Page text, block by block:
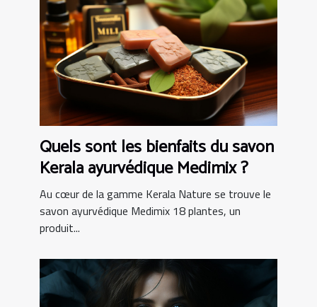
Quels sont les bienfaits du savon
Kerala ayurvédique Medimix ?
Au cœur de la gamme Kerala Nature se trouve le
savon ayurvédique Medimix 18 plantes, un
produit...